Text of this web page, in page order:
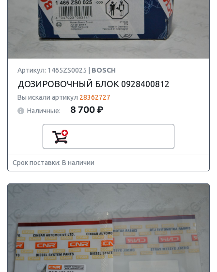
Артикул: 1465ZS0025 | BOSCH
ДОЗИРОВОЧНЫЙ БЛОК 0928400812
Вы искали артикул 28362727
Наличные:
8 700 ₽
Срок поставки: В наличии